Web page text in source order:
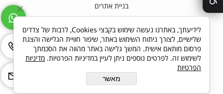
בניית אתרים
לידיעתך, באתרנו נעשה שימוש בקבצי Cookies, לרבות של צדדים
שלישיים, לצורך ניתוח השימוש באתר, שיפור חוויית הגלישה והצגת
פרסום מותאם אישית. המשך גלישה באתר מהווה את הסכמתך
לשימוש זה. לפרטים נוספים ניתן לעיין במדיניות הפרטיות. מדיניות
הפרטיות
מאשר